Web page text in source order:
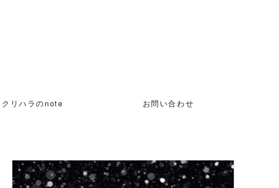
クリハラのnote お問い合わせ